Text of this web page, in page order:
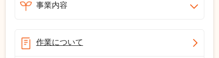
事業内容
作業について